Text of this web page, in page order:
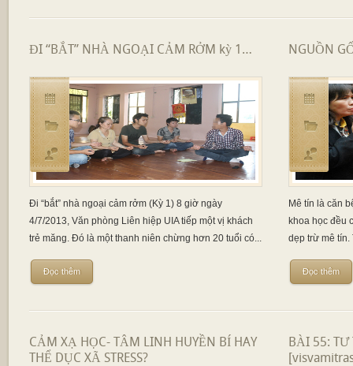
ĐI “BẮT” NHÀ NGOẠI CẢM RỞM kỳ 1…
Đi “bắt” nhà ngoại cảm rởm (Kỳ 1) 8 giờ ngày
4/7/2013, Văn phòng Liên hiệp UIA tiếp một vị khách
trẻ măng. Đó là một thanh niên chừng hơn 20 tuổi có...
Đọc thêm
NGUỒN
Mê tín là căn
khoa học đều
dẹp trừ mê tín.
Đọc thêm
CẢM XẠ HỌC- TÂM LINH HUYỀN BÍ HAY
THỂ DỤC XÃ STRESS?
BÀI 55: TƯ